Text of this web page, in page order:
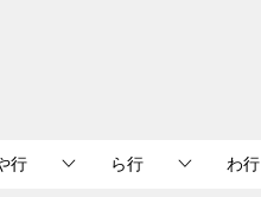
行 ら行 わ行